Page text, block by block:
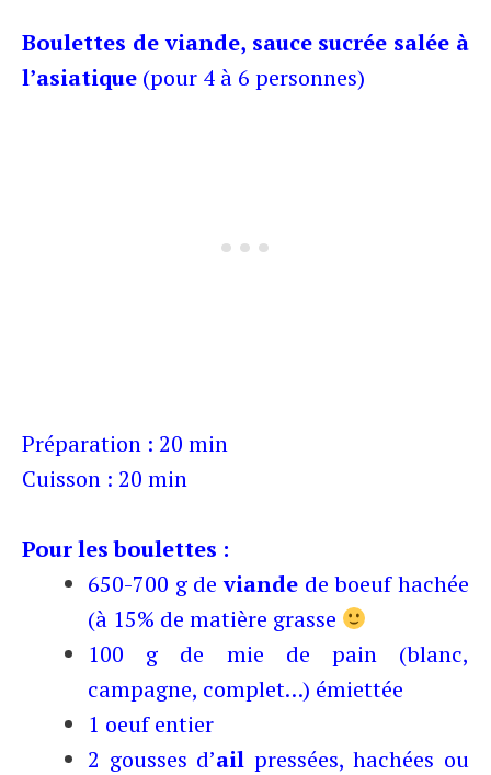
Boulettes de viande, sauce sucrée salée à
l’asiatique (pour 4 à 6 personnes)
Préparation : 20 min
Cuisson : 20 min
Pour les boulettes :
650-700 g deviande de boeuf hachée
(à 15% de matière grasse
100 g de mie de pain (blanc,
campagne, complet…) émiettée
1 oeuf entier
2 gousses d’ail pressées, hachées ou